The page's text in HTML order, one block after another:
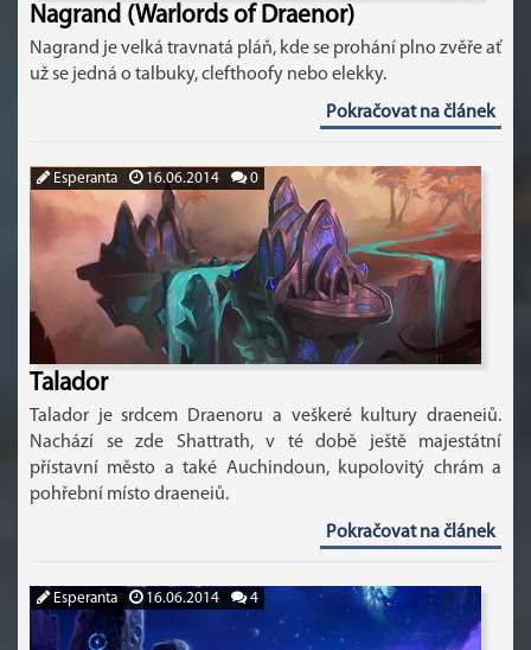
Nagrand (Warlords of Draenor)
Nagrand je velká travnatá pláň, kde se prohání plno zvěře ať
už se jedná o talbuky, clefthoofy nebo elekky.
Pokračovat na článek
Esperanta 16.06.2014 0
Talador
Talador je srdcem Draenoru a veškeré kultury draeneiů.
Nachází se zde Shattrath, v té době ještě majestátní
přístavní město a také Auchindoun, kupolovitý chrám a
pohřební místo draeneiů.
Pokračovat na článek
Esperanta 16.06.2014 4